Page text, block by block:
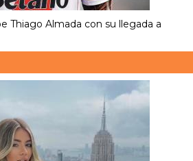
Thiago Almada con su llegada a